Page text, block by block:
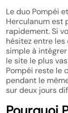
Le duo Pompéi
Herculanum est
rapidement. Si
hésitez entre
simple à
le site le plus
Pompéi reste le
pendant le
sur deux jours